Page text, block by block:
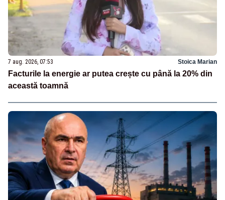
7 aug. 2026, 07:53 Stoica Marian
Facturile la energie ar putea crește cu până la 20% din
această toamnă